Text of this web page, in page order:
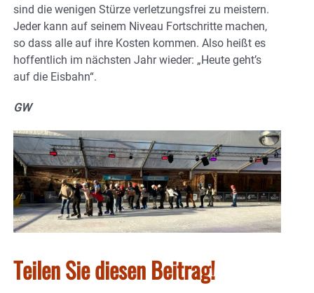
sind die wenigen Stürze verletzungsfrei zu meistern.
Jeder kann auf seinem Niveau Fortschritte machen,
so dass alle auf ihre Kosten kommen. Also heißt es
hoffentlich im nächsten Jahr wieder: „Heute geht’s
auf die Eisbahn“.
GW
Teilen Sie diesen Beitrag!